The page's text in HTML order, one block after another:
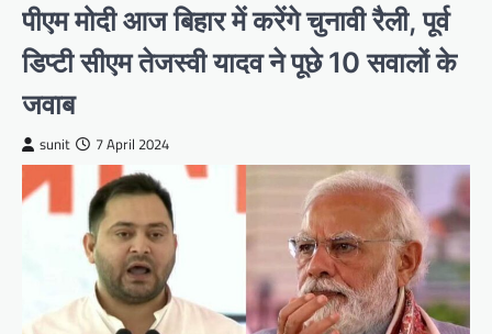
पीएम मोदी आज बिहार में करेंगे चुनावी रैली, पूर्व
डिप्टी सीएम तेजस्वी यादव ने पूछे 10 सवालों के
जवाब
sunit 7 April 2024